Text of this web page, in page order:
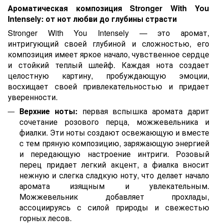
Ароматическая композиция Stronger With You
Intensely: от нот любви до глубины страсти
Stronger With You Intensely — это аромат,
интригующий своей глубиной и сложностью, его
композиция имеет яркое начало, чувственное сердце
и стойкий теплый шлейф. Каждая нота создает
целостную картину, пробуждающую эмоции,
восхищает своей привлекательностью и придает
уверенности.
Верхние ноты: первая вспышка аромата дарит
сочетание розового перца, можжевельника и
фиалки. Эти ноты создают освежающую и вместе
с тем пряную композицию, заряжающую энергией
и передающую настроение интриги. Розовый
перец придает легкий акцент, а фиалка вносит
нежную и слегка сладкую ноту, что делает начало
аромата изящным и увлекательным.
Можжевельник добавляет прохлады,
ассоциируясь с силой природы и свежестью
горных лесов.